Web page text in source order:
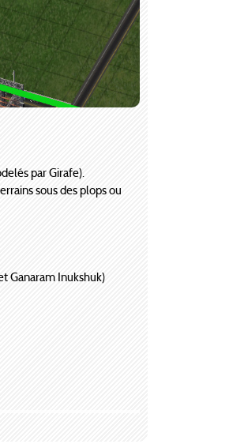
par Girafe).
sous des plops ou
Ganaram Inukshuk)